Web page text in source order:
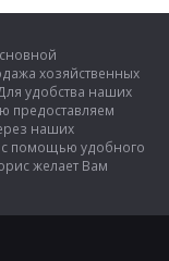
хозяйственных
удобства наших
предоставляем
наших
с помощью удобного
желает Вам